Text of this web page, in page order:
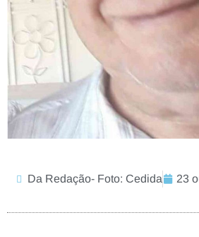
Da Redação- Foto: Cedida 23